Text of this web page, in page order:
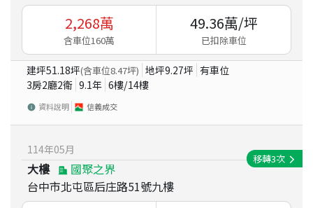
2,268萬
含車位160萬
49.36萬/坪
已扣除車位
建坪51.18坪(含車位8.47坪) 地坪9.27坪 有車位
3房2廳2衛 9.1年 6樓/14樓
資料說明 信義成交
114年05月
大樓
國聚之界
台中市北屯區后庄路51號九樓
移轉3次